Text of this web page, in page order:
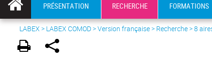
PRÉSENTATION RECHERCHE FORMATIONS
LABEX > LABEX COMOD>Version française> Recherche >8